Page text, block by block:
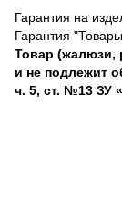
Гарантия на
Гарантия
Товар (жалюзи,
и не подлежит
ч. 5, ст. №13 ЗУ